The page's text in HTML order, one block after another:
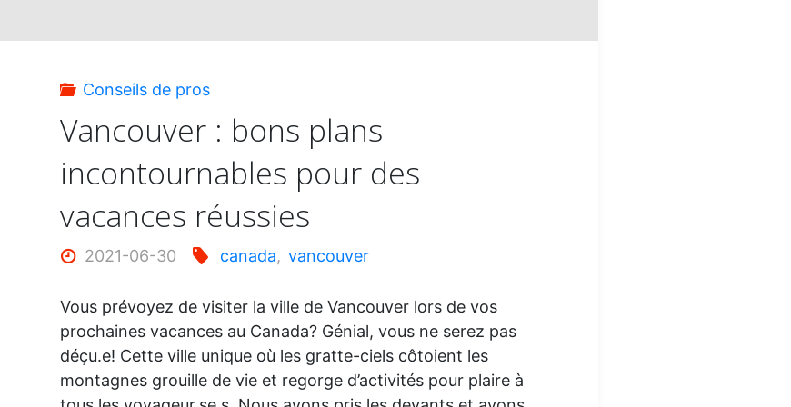
Conseils de pros
Vancouver : bons plans
incontournables pour des
vacances réussies
2021-06-30 canada, vancouver
Vous prévoyez de visiter la ville de Vancouver lors de vos
prochaines vacances au Canada? Génial, vous ne serez pas
déçu.e! Cette ville unique où les gratte-ciels côtoient les
montagnes grouille de vie et regorge d’activités pour plaire à